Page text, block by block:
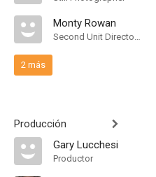
Monty Rowan
Second Unit Director of Photography
2 más
Producción
Gary Lucchesi
Productor